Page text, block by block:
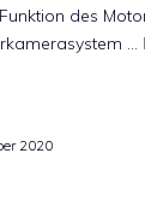
des
…
2020